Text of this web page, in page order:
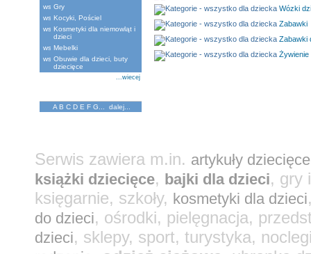
Gry
Kocyki, Pościel
Kosmetyki dla niemowląt i
dzieci
Mebelki
Obuwie dla dzieci, buty
dziecięce
...wiecej
A B C D E F G dalej...
Wózki
Zabawki
Zabawki
Żywienie
Serwis zawiera m.in. artykuły dziecięce
książki dziecięce, bajki dla dzieci, gry
księgarnie, szkoły, kosmetyki dla dzieci
do dzieci, ośrodki, pielęgnacja,
dzieci, sklepy, sport, turystyka,